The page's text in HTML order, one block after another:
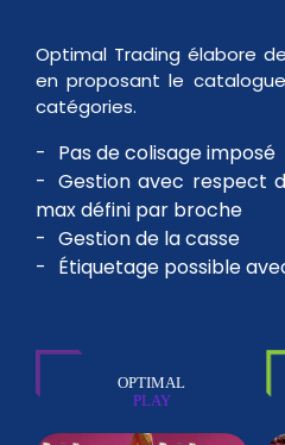
Optimal Trading élabore
en proposant le
catégories.
Pas de colisage imposé
Gestion avec respect
max défini par broche
Gestion de la casse
Étiquetage possible
OPTIMAL
PLAY